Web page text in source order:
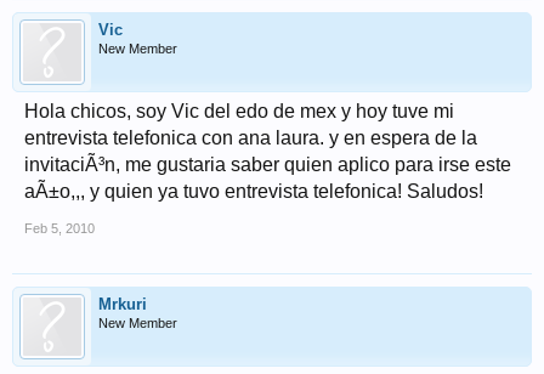
Vic
New Member
Hola chicos, soy Vic del edo de mex y hoy tuve mi
entrevista telefonica con ana laura. y en espera de la
invitaciÃ³n, me gustaria saber quien aplico para irse este
aÃ±o,,, y quien ya tuvo entrevista telefonica! Saludos!
Feb 5, 2010
Mrkuri
New Member